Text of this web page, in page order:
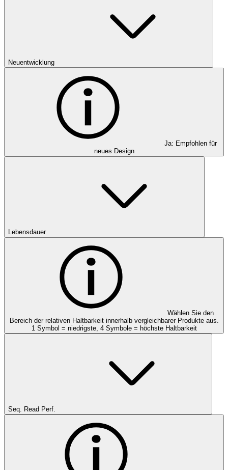
Neuentwicklung
Ja: Empfohlen für
neues Design
Lebensdauer
Wählen Sie den
Bereich der relativen Haltbarkeit innerhalb vergleichbarer Produkte aus.
1 Symbol = niedrigste, 4 Symbole = höchste Haltbarkeit
Seq. Read Perf.